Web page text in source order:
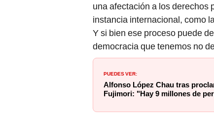
una afectación a los derechos
instancia internacional, como
Y si bien ese proceso puede
democracia que tenemos no
PUEDES VER:
Alfonso López Chau tras
Fujimori: "Hay 9 millones de